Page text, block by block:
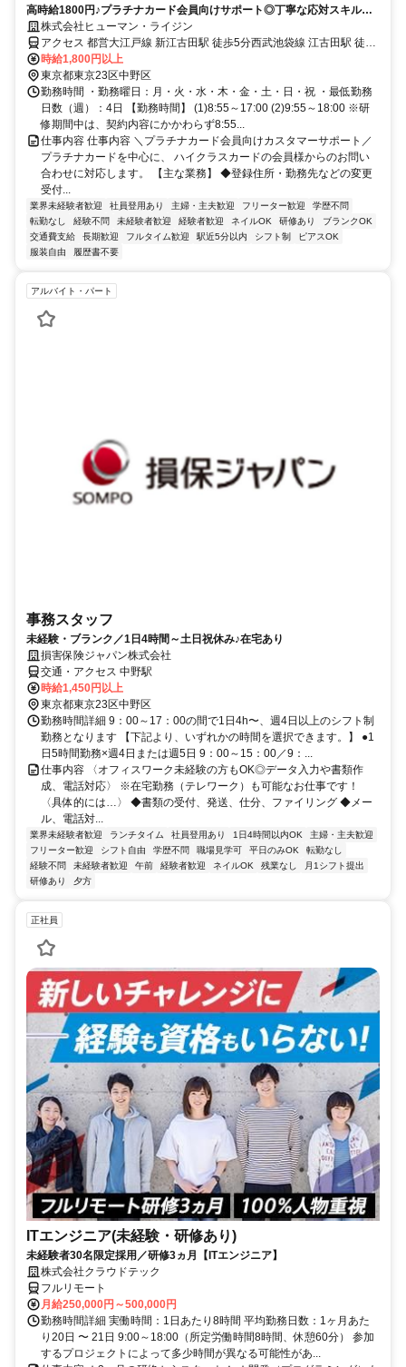
高時給1800円♪プラチナカード会員向けサポート◎丁寧な応対スキルが
身につく！残業ほぼなし
株式会社ヒューマン・ライジン
アクセス 都営大江戸線 新江古田駅 徒歩5分西武池袋線 江古田駅 徒歩
10分西武池袋線 東長崎駅 徒歩12分
時給1,800円以上
東京都東京23区中野区
勤務時間 ・勤務曜日：月・火・水・木・金・土・日・祝 ・最低勤務
日数（週）：4日 【勤務時間】 (1)8:55～17:00 (2)9:55～18:00 ※研
修期間中は、契約内容にかかわらず8:55...
仕事内容 仕事内容 ＼プラチナカード会員向けカスタマーサポート／
プラチナカードを中心に、 ハイクラスカードの会員様からのお問い
合わせに対応します。 【主な業務】 ◆登録住所・勤務先などの変更
受付...
業界未経験者歓迎 社員登用あり 主婦・主夫歓迎 フリーター歓迎
学歴不問
転勤なし
経験不問 未経験者歓迎 経験者歓迎 ネイルOK 研修あり
ブランクOK
交通費支給
長期歓迎 フルタイム歓迎 駅近5分以内 シフト制
ピアスOK
服装自由
履歴書不要
アルバイト・パート
事務スタッフ
未経験・ブランク／1日4時間～土日祝休み♪在宅あり
損害保険ジャパン株式会社
交通・アクセス 中野駅
時給1,450円以上
東京都東京23区中野区
勤務時間詳細 9：00～17：00の間で1日4h〜、週4日以上のシフト制
勤務となります 【下記より、いずれかの時間を選択できます。】 ●1
日5時間勤務×週4日または週5日 9：00～15：00／9：...
仕事内容 〈オフィスワーク未経験の方もOK◎データ入力や書類作
成、電話対応〉 ※在宅勤務（テレワーク）も可能なお仕事です！
〈具体的には…〉 ◆書類の受付、発送、仕分、ファイリング ◆メー
ル、電話対...
業界未経験者歓迎 ランチタイム 社員登用あり 1日4時間以内OK
主婦・主夫歓迎
フリーター歓迎
シフト自由 学歴不問 職場見学可 平日のみOK
転勤なし
経験不問
未経験者歓迎 午前 経験者歓迎 ネイルOK 残業なし
月1シフト提出
研修あり
夕方
正社員
ITエンジニア(未経験・研修あり)
未経験者30名限定採用／研修3ヵ月【ITエンジニア】
株式会社クラウドテック
フルリモート
月給250,000円～500,000円
勤務時間詳細 実働時間：1日あたり8時間 平均勤務日数：1ヶ月あた
り20日 〜 21日 9:00～18:00（所定労働時間8時間、休憩60分） 参加
するプロジェクトによって多少時間が異なる可能性があ...